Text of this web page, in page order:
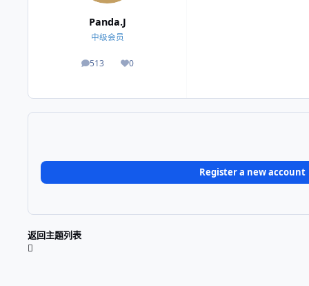
Panda.J
中级会员
513
帖子 0
荣誉积分
Register a new account
返回主题列表